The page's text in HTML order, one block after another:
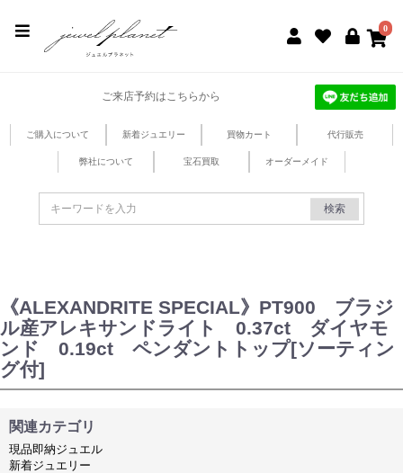
0
ご来店予約はこちらから
ご購入について 新着ジュエリー 買物カート 代行販売
弊社について 宝石買取 オーダーメイド
検索
《ALEXANDRITE SPECIAL》PT900 ブラジ
ル産アレキサンドライト 0.37ct ダイヤモ
ンド 0.19ct ペンダントトップ[ソーティン
グ付]
関連カテゴリ
現品即納ジュエル
新着ジュエリー